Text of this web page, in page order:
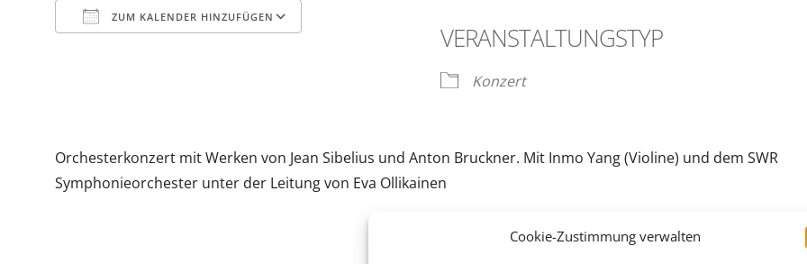
Cookie-Zustimmung verwalten
ZUM KALENDER HINZUFÜGEN
iCalendar
VERANSTALTUNGSTYP
Konzert
Orchesterkonzert mit Werken von Jean Sibelius und Anton Bruckner. Mit Inmo Yang (Violine) und dem SWR
Symphonieorchester unter der Leitung von Eva Ollikainen